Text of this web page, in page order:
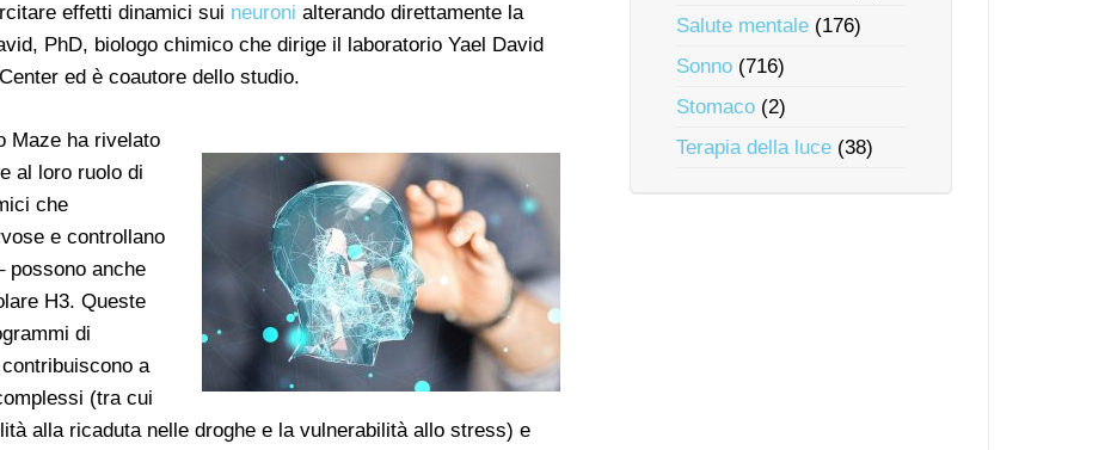
effetti dinamici sui neuroni alterando direttamente la
PhD, biologo chimico che dirige il laboratorio Yael David
ed è coautore dello studio.
Maze ha rivelato
al loro ruolo di
che
e controllano
possono anche
H3. Queste
di
a
(tra cui
alla ricaduta nelle droghe e la vulnerabilità allo stress) e
Salute mentale (176)
Sonno (716)
Stomaco (2)
Terapia della luce (38)